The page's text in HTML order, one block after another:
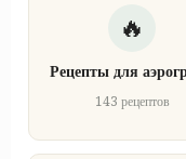
Рецепты для
143 рецептов